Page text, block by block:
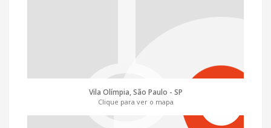
Vila Olímpia, São Paulo - SP
Clique para ver o mapa